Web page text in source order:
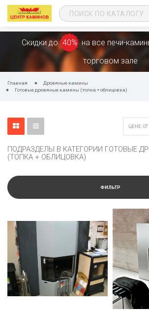
Скидки до 40% на все печи-
торговом зале
Главная
Дровяные камины
Готовые дровяные камины (топка + облицовка)
ЦЕНЕ:
ПОДРАЗДЕЛЫ В КАТЕГОРИИ ГОТОВЫЕ
(ТОПКА + ОБЛИЦОВКА)
ФИЛЬТР